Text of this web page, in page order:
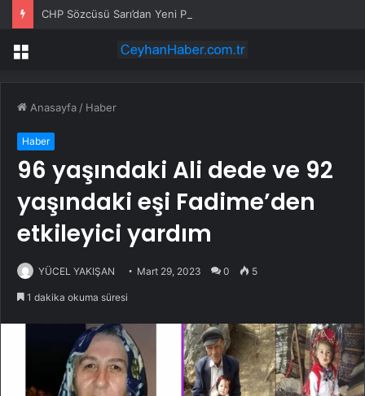
Menü
Anasayfa / Haber
Haber
96 yaşındaki Ali dede ve 92
yaşındaki eşi Fadime’den
etkileyici yardım
YÜCEL YAKIŞAN Mart 29, 2023 0 5
1 dakika okuma süresi